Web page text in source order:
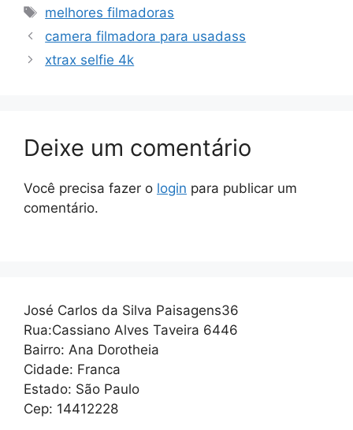
Tags
melhores filmadoras
camera filmadora para usadass
xtrax selfie 4k
Deixe um comentário
Você precisa fazer o login para publicar um
comentário.
José Carlos da Silva Paisagens36
Rua:Cassiano Alves Taveira 6446
Bairro: Ana Dorotheia
Cidade: Franca
Estado: São Paulo
Cep: 14412228